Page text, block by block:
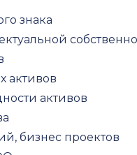
знака
активов
активов
бизнес проектов
строительства
экспертиза
экспертизы
кадастрового
квартиры
квартиры
частного дома